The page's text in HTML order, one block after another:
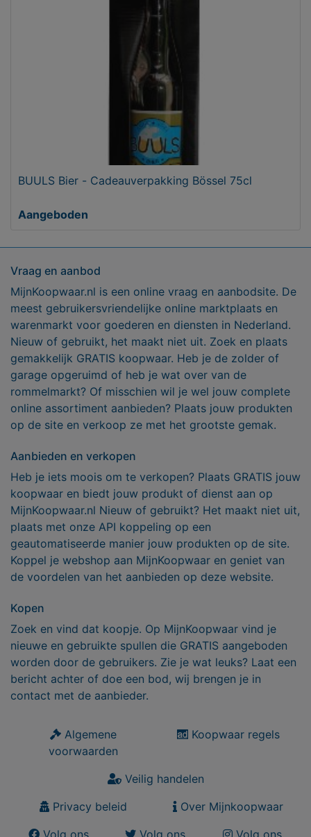
BUULS Bier - Cadeauverpakking Bössel 75cl
Aangeboden
Vraag en aanbod
MijnKoopwaar.nl is een online vraag en aanbodsite. De
meest gebruikersvriendelijke online marktplaats en
warenmarkt voor goederen en diensten in Nederland.
Nieuw of gebruikt, het maakt niet uit. Zoek en plaats
gemakkelijk GRATIS koopwaar. Heb je de zolder of
garage opgeruimd of heb je wat over van de
rommelmarkt? Of misschien wil je wel jouw complete
online assortiment aanbieden? Plaats jouw produkten
op de site en verkoop ze met het grootste gemak.
Aanbieden en verkopen
Heb je iets moois om te verkopen? Plaats GRATIS jouw
koopwaar en biedt jouw produkt of dienst aan op
MijnKoopwaar.nl Nieuw of gebruikt? Het maakt niet uit,
plaats met onze API koppeling op een
geautomatiseerde manier jouw produkten op de site.
Koppel je webshop aan MijnKoopwaar en geniet van
de voordelen van het aanbieden op deze website.
Kopen
Zoek en vind dat koopje. Op MijnKoopwaar vind je
nieuwe en gebruikte spullen die GRATIS aangeboden
worden door de gebruikers. Zie je wat leuks? Laat een
bericht achter of doe een bod, wij brengen je in
contact met de aanbieder.
Algemene
voorwaarden
Koopwaar regels
Veilig handelen
Privacy beleid
Over Mijnkoopwaar
Volg ons
Volg ons Volg ons